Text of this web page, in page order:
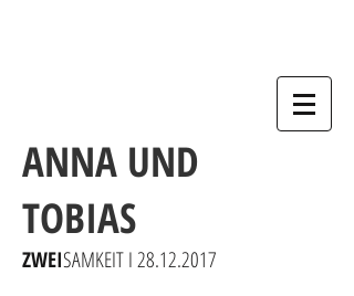
ANNA UND
TOBIAS
ZWEISAMKEIT I28.12.2017